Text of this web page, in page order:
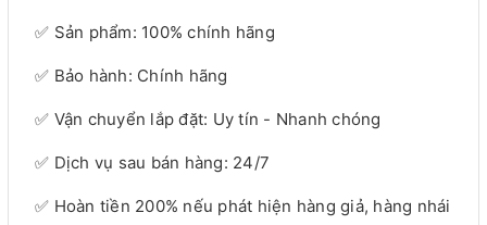
✅ Sản phẩm: 100% chính hãng
✅ Bảo hành: Chính hãng
✅ Vận chuyển lắp đặt: Uy tín - Nhanh chóng
✅ Dịch vụ sau bán hàng: 24/7
✅ Hoàn tiền 200% nếu phát hiện hàng giả, hàng nhái